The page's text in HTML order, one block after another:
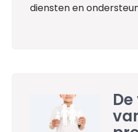
diensten en